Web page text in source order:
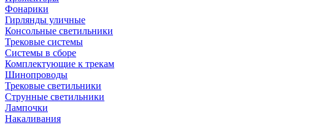
Фонарики
Гирлянды уличные
Консольные светильники
Трековые системы
Системы в сборе
Комплектующие к трекам
Шинопроводы
Трековые светильники
Струнные светильники
Лампочки
Накаливания